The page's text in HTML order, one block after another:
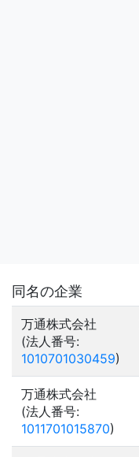
同名の企業
万通株式会社
(法人番号:
1010701030459)
万通株式会社
(法人番号:
1011701015870)